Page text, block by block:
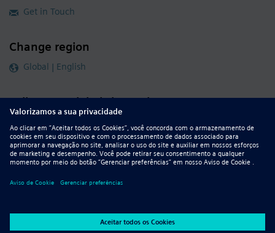
Get in Touch
Change region
Global | English
Follow our global channels
siemens.com Global Website © 2026 Siemens
DMCA
Privacy Notice
Terms of Use
Digital ID Report Piracy